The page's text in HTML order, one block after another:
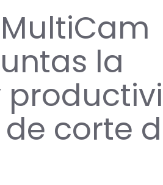
la
corte